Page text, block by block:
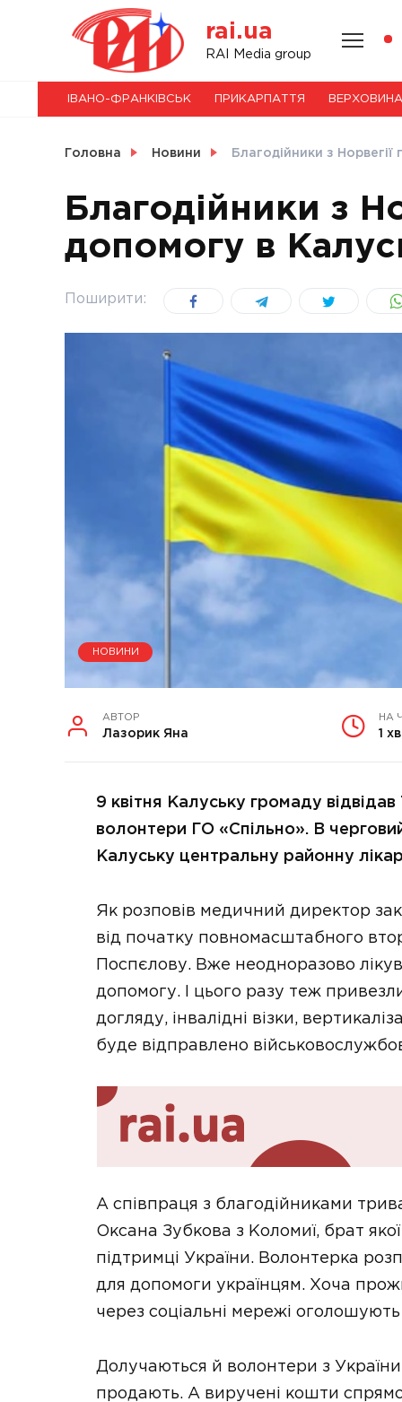
rai.ua
RAI Media group
НОВИНИ
СВІТ
УКРАЇНА
ІВАНО-ФРАНКІВСЬК ПРИКАРПАТТЯ ВЕРХОВИНА
Головна Новини Благодійники з
Благодійники з
допомогу в
Поширити:
НОВИНИ
АВТОР
Лазорик Яна
НА
1 хв
9 квітня Калуську громаду
волонтери ГО «Спільно». В
Калуську центральну районну
Як розповів медичний директор
від початку повномасштабного
Поспєлову. Вже неодноразово
допомогу. І цього разу теж
догляду, інвалідні візки,
буде відправлено
А співпраця з благодійниками
Оксана Зубкова з Коломиї, брат
підтримці України. Волонтерка
для допомоги українцям. Хоча
через соціальні мережі
Долучаються й волонтери з
продають. А виручені кошти